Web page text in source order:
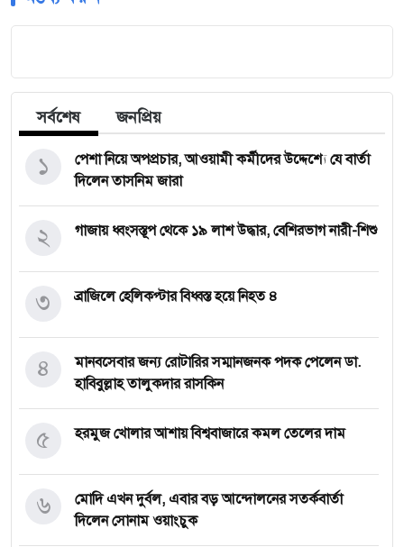
সর্বশেষ জনপ্রিয়
পেশা নিয়ে অপপ্রচার, আওয়ামী কর্মীদের উদ্দেশ্যে যে বার্তা
দিলেন তাসনিম জারা
১
গাজায় ধ্বংসস্তূপ থেকে ১৯ লাশ উদ্ধার, বেশিরভাগ নারী-শিশু
২
ব্রাজিলে হেলিকপ্টার বিধ্বস্ত হয়ে নিহত ৪
৩
মানবসেবার জন্য রোটারির সম্মানজনক পদক পেলেন ডা.
হাবিবুল্লাহ তালুকদার রাসকিন
৪
হরমুজ খোলার আশায় বিশ্ববাজারে কমল তেলের দাম
৫
মোদি এখন দুর্বল, এবার বড় আন্দোলনের সতর্কবার্তা
দিলেন সোনাম ওয়াংচুক
৬